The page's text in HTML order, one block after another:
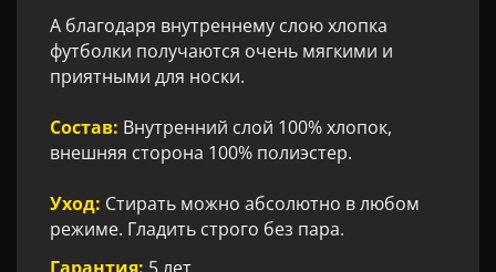
А благодаря внутреннему слою хлопка
футболки получаются очень мягкими и
приятными для носки.
Состав: Внутренний слой 100% хлопок,
внешняя сторона 100% полиэстер.
Уход: Стирать можно абсолютно в любом
режиме. Гладить строго без пара.